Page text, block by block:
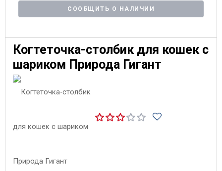
СООБЩИТЬ О НАЛИЧИИ
Когтеточка-столбик для кошек с
шариком Природа Гигант